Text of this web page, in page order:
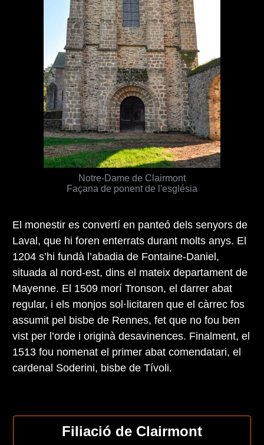
Notre-Dame de Clairmont
Façana de ponent de l'església
El monestir es convertí en panteó dels senyors de
Laval, que hi foren enterrats durant molts anys. El
1204 s’hi fundà l’abadia de Fontaine-Daniel,
situada al nord-est, dins el mateix departament de
Mayenne. El 1509 morí Tronson, el darrer abat
regular, i els monjos sol·licitaren que el càrrec fos
assumit pel bisbe de Rennes, fet que no fou ben
vist per l’orde i originà desavinences. Finalment, el
1513 fou nomenat el primer abat comendatari, el
cardenal Soderini, bisbe de Tívoli.
Filiació de Clairmont